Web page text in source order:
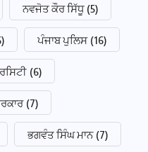
ਨਵਜੋਤ ਕੌਰ ਸਿੱਧੂ (5)
ਪੰਜਾਬ ਪੁਲਿਸ (16)
(6)
(7)
ਭਗਵੰਤ ਸਿੰਘ ਮਾਨ (7)